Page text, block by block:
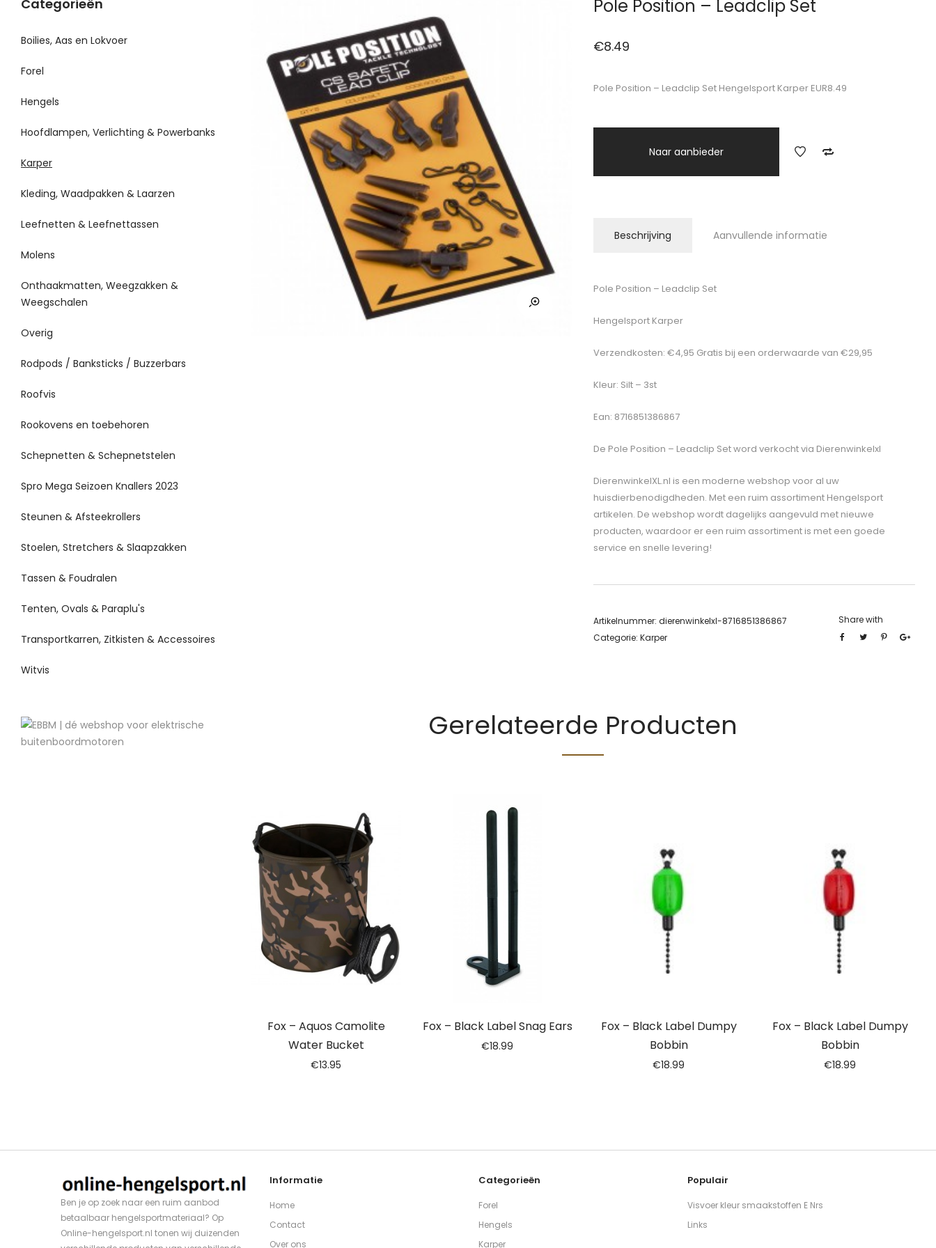
Pole Position – Leadclip Set
€8.49
Pole Position – Leadclip Set Hengelsport Karper EUR8.49
Naar aanbieder
Beschrijving Aanvullende informatie
Pole Position – Leadclip Set
Hengelsport Karper
Verzendkosten: €4,95 Gratis bij een orderwaarde van €29,95
Kleur: Silt – 3st
Ean: 8716851386867
De Pole Position – Leadclip Setword verkocht via Dierenwinkelxl
DierenwinkelXL.nl is een moderne webshop voor al uw
huisdierbenodigdheden. Met een ruim assortiment Hengelsport
artikelen. De webshop wordt dagelijks aangevuld met nieuwe
producten, waardoor er een ruim assortiment is met een goede
service en snelle levering!
Artikelnummer: dierenwinkelxl-8716851386867
Categorie: Karper
Share with
Gerelateerde Producten
Fox – Aquos Camolite
Water Bucket
€13.95
Fox – Black Label Snag Ears
€18.99
Fox – Black Label Dumpy
Bobbin
€18.99
Fox – Black Label Dumpy
Bobbin
€18.99
Categorieën
Boilies, Aas en Lokvoer
Forel
Hengels
Hoofdlampen, Verlichting & Powerbanks
Karper
Kleding, Waadpakken & Laarzen
Leefnetten & Leefnettassen
Molens
Onthaakmatten, Weegzakken &
Weegschalen
Overig
Rodpods / Banksticks / Buzzerbars
Roofvis
Rookovens en toebehoren
Schepnetten & Schepnetstelen
Spro Mega Seizoen Knallers 2023
Steunen & Afsteekrollers
Stoelen, Stretchers & Slaapzakken
Tassen & Foudralen
Tenten, Ovals & Paraplu's
Transportkarren, Zitkisten & Accessoires
Witvis
Ben je op zoek naar een ruim aanbod
betaalbaar hengelsportmateriaal? Op
Online-hengelsport.nl tonen wij duizenden
Informatie
Home
Contact
Over ons
Categorieën
Forel
Hengels
Karper
Populair
Visvoer kleur smaakstoffen E Nrs
Links